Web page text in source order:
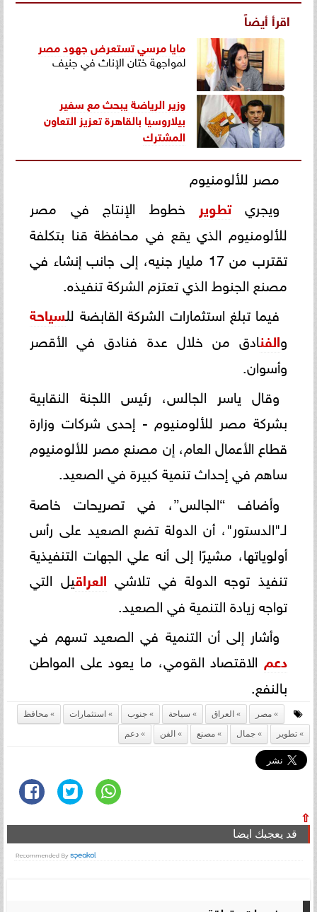
اقرأ أيضاً
مايا مرسي تستعرض جهودمصر
لمواجهة ختان الإناث في جنيف
وزير الرياضة يبحث مع سفير
بيلاروسيا بالقاهرة تعزيز التعاون
المشترك
مصر للألومنيوم
ويجريتطوير خطوط الإنتاج في مصر
للألومنيوم الذي يقع في محافظة قنا بتكلفة
تقترب من 17 مليار جنيه، إلى جانب إنشاء في
مصنع الجنوط الذي تعتزم الشركة تنفيذه.
فيما تبلغ استثمارات الشركة القابضة للسياحة
والفنادق من خلال عدة فنادق في الأقصر
وأسوان.
وقال ياسر الجالس، رئيس اللجنة النقابية
بشركة مصر للألومنيوم - إحدى شركات وزارة
قطاع الأعمال العام، إن مصنع مصر للألومنيوم
ساهم في إحداث تنمية كبيرة في الصعيد.
وأضاف “الجالس”، في تصريحات خاصة
لـ"الدستور"، أن الدولة تضع الصعيد على رأس
أولوياتها، مشيرًا إلى أنه علي الجهات التنفيذية
تنفيذ توجه الدولة في تلاشي العراقيل التي
تواجه زيادة التنمية في الصعيد.
وأشار إلى أن التنمية في الصعيد تسهم في
دعم الاقتصاد القومي، ما يعود على المواطن
بالنفع.
مصر العراق سياحة جنوب استثمارات
محافظ
تطوير
جمال مصنع الفن دعم
⇧
قد يعجبك ايضا